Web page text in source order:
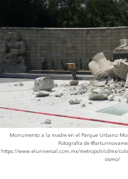
Monumento a la madre en el Parque Urbano
Fotografía de
https://www.eluniversal.com.mx/metropoli/cdmx/
sismo/